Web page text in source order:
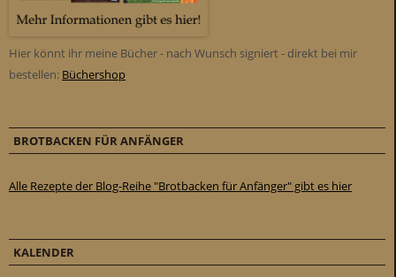
Hier könnt ihr meine Bücher - nach Wunsch signiert - direkt bei mir
bestellen: Büchershop
BROTBACKEN FÜR ANFÄNGER
Alle Rezepte der Blog-Reihe "Brotbacken für Anfänger" gibt es hier
KALENDER